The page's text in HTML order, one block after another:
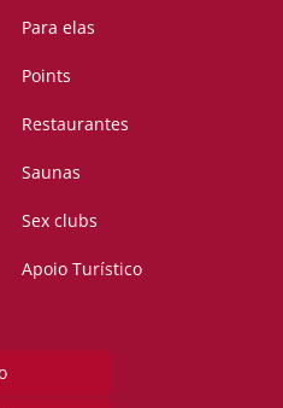
Para elas
Points
Restaurantes
Saunas
Sex clubs
Apoio Turístico